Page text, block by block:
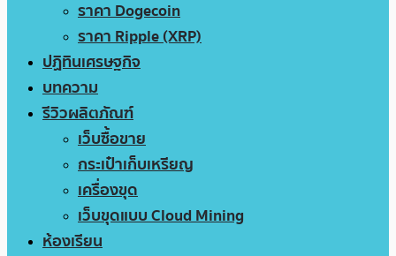
ราคา Dogecoin
ราคา Ripple (XRP)
ปฏิทินเศรษฐกิจ
บทความ
รีวิวผลิตภัณฑ์
เว็บซื้อขาย
กระเป๋าเก็บเหรียญ
เครื่องขุด
เว็บขุดแบบ Cloud Mining
ห้องเรียน